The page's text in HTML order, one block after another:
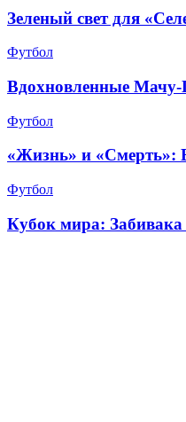
Зеленый свет для
Футбол
Вдохновленные
Футбол
«Жизнь» и «Смерть»:
Футбол
Кубок мира: Забивака